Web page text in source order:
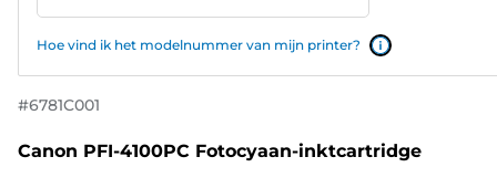
Hoe vind ik het modelnummer van mijn printer?
#6781C001
Canon PFI-4100PC Fotocyaan-inktcartridge